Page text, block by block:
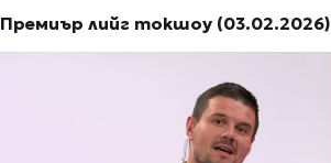
Премиър лийг токшоу (03.02.2026)